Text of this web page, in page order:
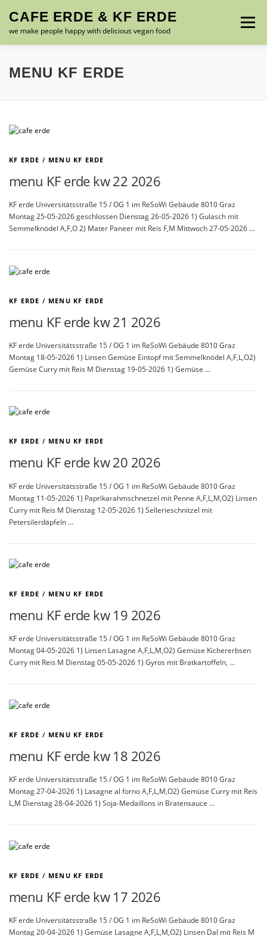
Inhalt
springen
CAFE ERDE & KF ERDE
we make people happy with delicious vegan food
Menü
MENU – SPEISEKARTE
MENU KF ERDE
KF ERDE / MENU KF ERDE
menu KF erde kw 22 2026
KF erde Universitätsstraße 15 / OG 1 im ReSoWi Gebäude 8010 Graz
Montag 25-05-2026 geschlossen Dienstag 26-05-2026 1) Gulasch mit
Semmelknödel A,F,O 2) Mater Paneer mit Reis F,M Mittwoch 27-05-2026 …
KF ERDE / MENU KF ERDE
menu KF erde kw 21 2026
KF erde Universitätsstraße 15 / OG 1 im ReSoWi Gebäude 8010 Graz
Montag 18-05-2026 1) Linsen Gemüse Eintopf mit Semmelknödel A,F,L,O2)
Gemüse Curry mit Reis M Dienstag 19-05-2026 1) Gemüse …
KF ERDE / MENU KF ERDE
menu KF erde kw 20 2026
KF erde Universitätsstraße 15 / OG 1 im ReSoWi Gebäude 8010 Graz
Montag 11-05-2026 1) Paprikarahmschnetzel mit Penne A,F,L,M,O2) Linsen
Curry mit Reis M Dienstag 12-05-2026 1) Sellerieschnitzel mit
Petersilerdäpfeln …
KF ERDE / MENU KF ERDE
menu KF erde kw 19 2026
KF erde Universitätsstraße 15 / OG 1 im ReSoWi Gebäude 8010 Graz
Montag 04-05-2026 1) Linsen Lasagne A,F,L,M,O2) Gemüse Kichererbsen
Curry mit Reis M Dienstag 05-05-2026 1) Gyros mit Bratkartoffeln, …
KF ERDE / MENU KF ERDE
menu KF erde kw 18 2026
KF erde Universitätsstraße 15 / OG 1 im ReSoWi Gebäude 8010 Graz
Montag 27-04-2026 1) Lasagne al forno A,F,L,M,O2) Gemüse Curry mit Reis
L,M Dienstag 28-04-2026 1) Soja-Medaillons in Bratensauce …
KF ERDE / MENU KF ERDE
menu KF erde kw 17 2026
KF erde Universitätsstraße 15 / OG 1 im ReSoWi Gebäude 8010 Graz
Montag 20-04-2026 1) Gemüse Lasagne A,F,L,M,O2) Linsen Dal mit Reis M